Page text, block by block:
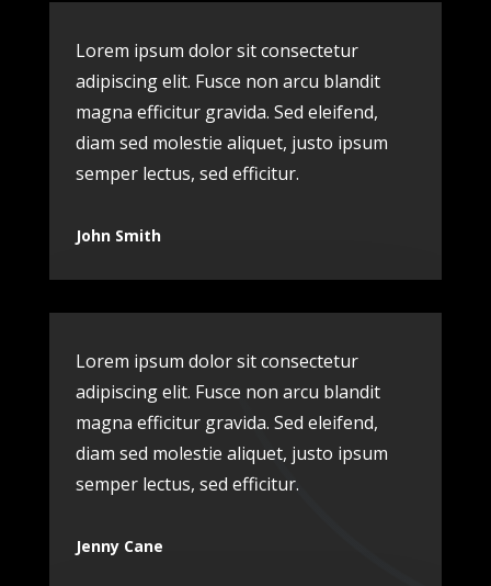
Lorem ipsum dolor sit consectetur
adipiscing elit. Fusce non arcu blandit
magna efficitur gravida. Sed eleifend,
diam sed molestie aliquet, justo ipsum
semper lectus, sed efficitur.
John Smith
Lorem ipsum dolor sit consectetur
adipiscing elit. Fusce non arcu blandit
magna efficitur gravida. Sed eleifend,
diam sed molestie aliquet, justo ipsum
semper lectus, sed efficitur.
Jenny Cane